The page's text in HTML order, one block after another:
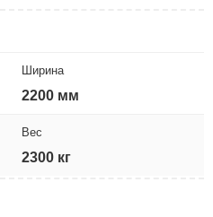
Ширина
2200 мм
Вес
2300 кг